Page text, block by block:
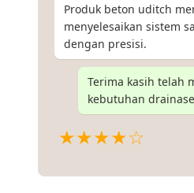
Produk beton uditch
menyelesaikan sistem
dengan presisi.
Terima kasih telah
kebutuhan
★★★★☆